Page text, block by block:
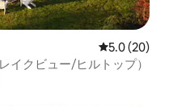
レビュー20
5.0 (20)
らしいカントリーハウス （レイクビュー/ヒルトップ）